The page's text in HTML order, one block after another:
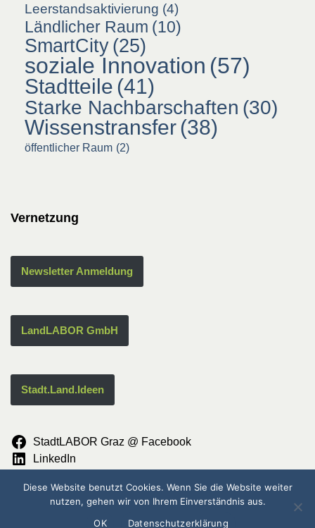
Leerstandsaktivierung (4)
Ländlicher Raum (10)
SmartCity(25)
soziale Innovation (57)
Stadtteile (41)
Starke Nachbarschaften (30)
Wissenstransfer(38)
öffentlicher Raum (2)
Vernetzung
Newsletter Anmeldung
LandLABOR GmbH
Stadt.Land.Ideen
StadtLABOR Graz @ Facebook
LinkedIn
© StadtLABOR {current_year}
Diese Website benutzt Cookies. Wenn Sie die Website weiter
nutzen, gehen wir von Ihrem Einverständnis aus.
OK
Datenschutzerklärung